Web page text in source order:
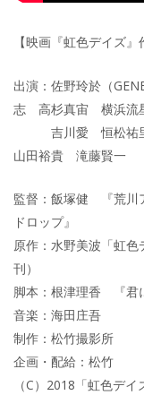
【映画『虹色デイズ』
出演：佐野玲於（
志 高杉真宙 横浜流
吉川愛 恒松祐里
山田裕貴 滝藤賢一
監督：飯塚健 『荒川
ドロップ』
原作：水野美波「虹
刊）
脚本：根津理香 『君
音楽：海田庄吾
制作：松竹撮影所
企画・配給：松竹
（C）2018「虹色デ